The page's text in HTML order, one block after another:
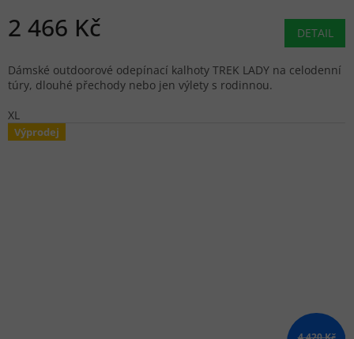
2 466 Kč DETAIL
Dámské outdoorové odepínací kalhoty TREK LADY na celodenní
túry, dlouhé přechody nebo jen výlety s rodinnou.
XL
Výprodej